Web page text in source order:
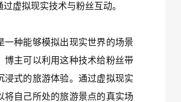
虚拟现实技术与粉丝互动。
一种能够模拟出现实世界的场景
博主可以利用这种技术给粉丝带
浸式的旅游体验。通过虚拟现实
将自己所处的旅游景点的真实场